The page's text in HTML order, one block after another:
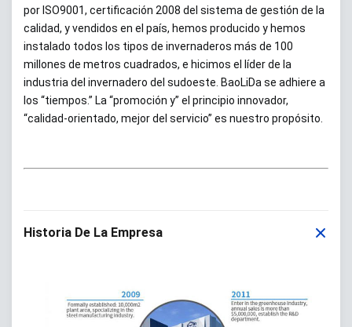
por ISO9001, certificación 2008 del sistema de gestión de la
calidad, y vendidos en el país, hemos producido y hemos
instalado todos los tipos de invernaderos más de 100
millones de metros cuadrados, e hicimos el líder de la
industria del invernadero del sudoeste. BaoLiDa se adhiere a
los “tiempos.” La “promoción y” el principio innovador,
“calidad-orientado, mejor del servicio” es nuestro propósito.
Historia De La Empresa